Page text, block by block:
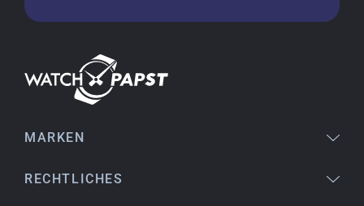
Jessica E.
Perfekter Service und sehr schöne Uhr. Vielen
Dank :-)
Bogdan B.
really a time capsule! Very satisfied to find such
MARKEN
RECHTLICHES